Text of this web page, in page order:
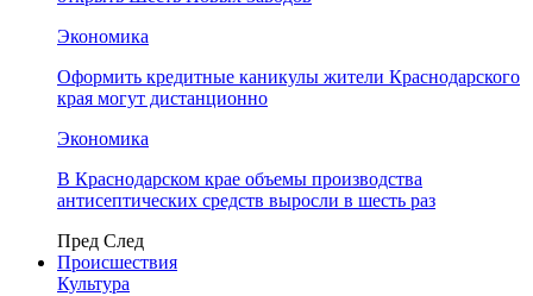
Экономика
Оформить кредитные каникулы жители Краснодарского
края могут дистанционно
Экономика
В Краснодарском крае объемы производства
антисептических средств выросли в шесть раз
Пред След
Происшествия
Культура